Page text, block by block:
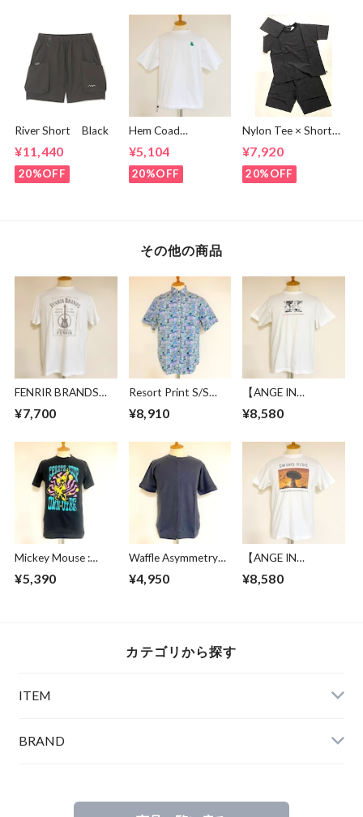
River Short Black
¥11,440
20%OFF
Hem Coad
Embroidery T-
shirts White /
Green
¥5,104
20%OFF
Nylon Tee × Shorts
Set Up Black
¥7,920
20%OFF
その他の商品
FENRIR BRANDS
Logo T-shirts
White
¥7,700
Resort Print S/S
Shirts Green
¥8,910
【ANGE IN
DISGUISE】 Print T-
shirts #a culture of
¥8,580
Mickey Mouse :
Create Vibe Black
¥5,390
Waffle Asymmetry
Crew Neck S/S
Sweat Charcoal
¥4,950
【ANGE IN
DISGUISE】 Print T-
shirts #SWING
¥8,580
カテゴリから探す
ITEM
BRAND